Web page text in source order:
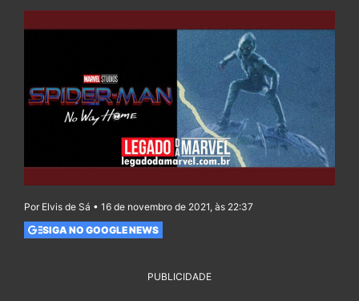
Por Elvis de Sá • 16 de novembro de 2021, às 22:37
SIGA NO GOOGLE NEWS
PUBLICIDADE